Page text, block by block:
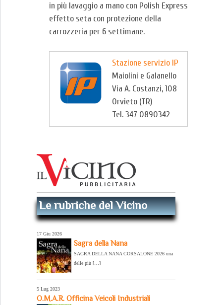
in più lavaggio a mano con Polish Express
effetto seta con protezione della
carrozzeria per 6 settimane.
Stazione servizio IP
Maiolini e Galanello
Via A. Costanzi, 108
Orvieto (TR)
Tel. 347 0890342
Le rubriche del Vicino
17 Giu 2026
Sagra della Nana
SAGRA DELLA NANA CORSALONE 2026 una
delle più […]
5 Lug 2023
O.M.A.R. Officina Veicoli Industriali